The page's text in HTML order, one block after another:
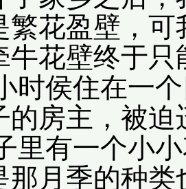
繁花盈壁，
牛花壁终于
时侯住在一
的房主，被
里有一个小
那月季的种